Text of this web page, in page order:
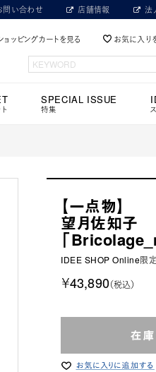
問い合わせ 店舗情報 法
ョッピングカートを見る お気に入り
SPECIAL ISSUE
特集
【一点物】
望月佐知子
「
IDEE SHOP Online限定
￥43,890（税込）